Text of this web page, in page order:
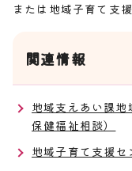
または地域子育て支
関連情報
地域支えあい課
保健福祉相談）
地域子育て支援セ